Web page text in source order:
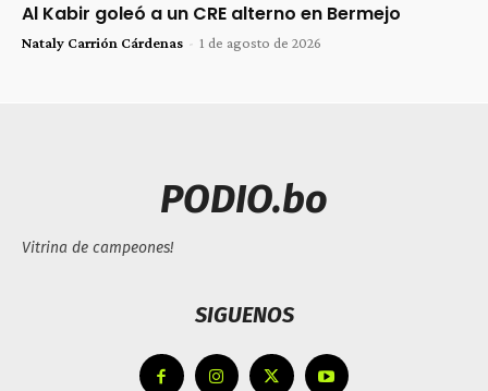
Al Kabir goleó a un CRE alterno en Bermejo
Nataly Carrión Cárdenas - 1 de agosto de 2026
PODIO.bo
Vitrina de campeones!
SIGUENOS